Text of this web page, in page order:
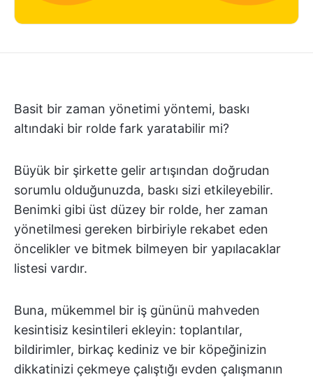
Basit bir zaman yönetimi yöntemi, baskı
altındaki bir rolde fark yaratabilir mi?
Büyük bir şirkette gelir artışından doğrudan
sorumlu olduğunuzda, baskı sizi etkileyebilir.
Benimki gibi üst düzey bir rolde, her zaman
yönetilmesi gereken birbiriyle rekabet eden
öncelikler ve bitmek bilmeyen bir yapılacaklar
listesi vardır.
Buna, mükemmel bir iş gününü mahveden
kesintisiz kesintileri ekleyin: toplantılar,
bildirimler, birkaç kediniz ve bir köpeğinizin
dikkatinizi çekmeye çalıştığı evden çalışmanın